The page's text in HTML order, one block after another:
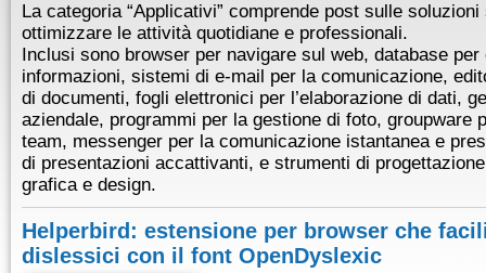
La categoria “Applicativi” comprende post sulle
ottimizzare le attività quotidiane e professionali.
Inclusi sono browser per navigare sul web, database
informazioni, sistemi di e-mail per la comunicazione,
di documenti, fogli elettronici per l’elaborazione di dati,
aziendale, programmi per la gestione di foto, groupware
team, messenger per la comunicazione istantanea e
di presentazioni accattivanti, e strumenti di
grafica e design.
Helperbird: estensione per browser che
dislessici con il font OpenDyslexic